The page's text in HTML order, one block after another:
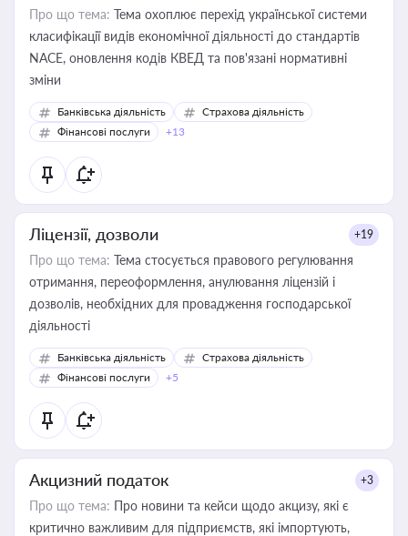
Про що тема: Тема охоплює перехід української системи
класифікації видів економічної діяльності до стандартів
NACE, оновлення кодів КВЕД та пов'язані нормативні
зміни
Банківська діяльність
Страхова діяльність
Фінансові послуги
+13
Ліцензії, дозволи +19
Про що тема: Тема стосується правового регулювання
отримання, переоформлення, анулювання ліцензій і
дозволів, необхідних для провадження господарської
діяльності
Банківська діяльність
Страхова діяльність
Фінансові послуги
+5
Акцизний податок +3
Про що тема: Про новини та кейси щодо акцизу, які є
критично важливим для підприємств, які імпортують,